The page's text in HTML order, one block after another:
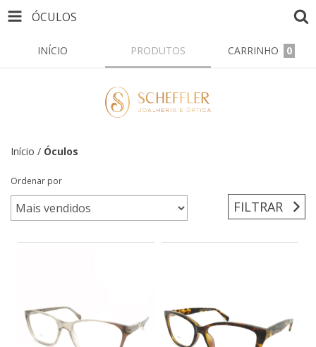
ÓCULOS
INÍCIO PRODUTOS CARRINHO 0
Início / Óculos
Ordenar por
FILTRAR